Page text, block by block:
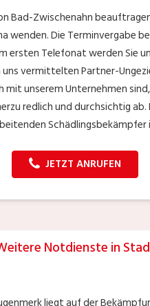
Bad-Zwischenahn
wenden. Die Terminvergabe
ersten Telefonat werden Sie
vermittelten Partner-
mit unserem Unternehmen
redlich und durchsichtig ab.
JETZT ANRUFEN
Notdienste in